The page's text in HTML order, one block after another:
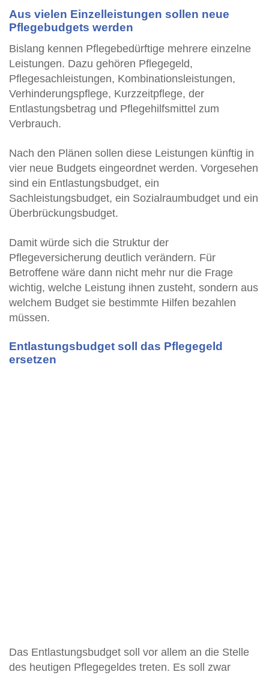
Aus vielen Einzelleistungen sollen neue
Pflegebudgets werden
Bislang kennen Pflegebedürftige mehrere einzelne
Leistungen. Dazu gehören Pflegegeld,
Pflegesachleistungen, Kombinationsleistungen,
Verhinderungspflege, Kurzzeitpflege, der
Entlastungsbetrag und Pflegehilfsmittel zum
Verbrauch.
Nach den Plänen sollen diese Leistungen künftig in
vier neue Budgets eingeordnet werden. Vorgesehen
sind ein Entlastungsbudget, ein
Sachleistungsbudget, ein Sozialraumbudget und ein
Überbrückungsbudget.
Damit würde sich die Struktur der
Pflegeversicherung deutlich verändern. Für
Betroffene wäre dann nicht mehr nur die Frage
wichtig, welche Leistung ihnen zusteht, sondern aus
welchem Budget sie bestimmte Hilfen bezahlen
müssen.
Entlastungsbudget soll das Pflegegeld
ersetzen
Das Entlastungsbudget soll vor allem an die Stelle
des heutigen Pflegegeldes treten. Es soll zwar